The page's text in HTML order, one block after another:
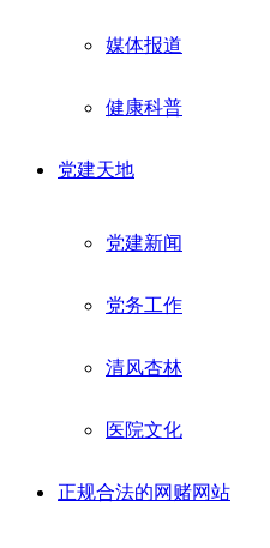
媒体报道
健康科普
党建天地
党建新闻
党务工作
清风杏林
医院文化
正规合法的网赌网站